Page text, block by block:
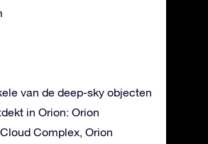
van de deep-sky objecten
in Orion: Orion
Complex, Orion